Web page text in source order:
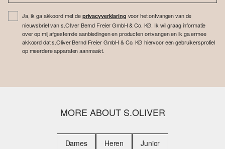
Ja, ik ga akkoord met de privacyverklaring voor het ontvangen van de
nieuwsbrief van s.Oliver Bernd Freier GmbH & Co. KG. Ik wil graag informatie
over op mij afgestemde aanbiedingen en producten ontvangen en ik ga ermee
akkoord dat s.Oliver Bernd Freier GmbH & Co. KG hiervoor een gebruikersprofiel
op meerdere apparaten aanmaakt.
MORE ABOUT S.OLIVER
Dames Heren Junior